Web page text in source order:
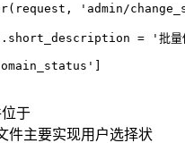
'admin/
=
'批
于
件主要实现用户选择状